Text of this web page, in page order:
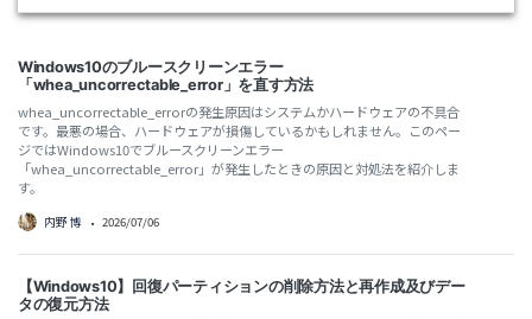
Windows10のブルースクリーンエラー
「whea_uncorrectable_error」を直す方法
whea_uncorrectable_errorの発生原因はシステムかハードウェアの不具合
です。最悪の場合、ハードウェアが損傷しているかもしれません。このペー
ジではWindows10でブルースクリーンエラー
「whea_uncorrectable_error」が発生したときの原因と対処法を紹介しま
す。
内野 博 • 2026/07/06
【Windows10】回復パーティションの削除方法と再作成及びデー
タの復元方法